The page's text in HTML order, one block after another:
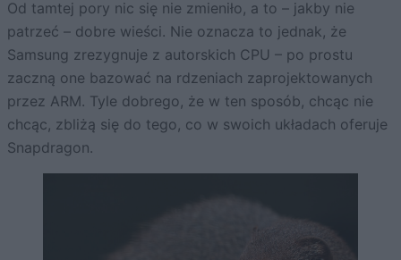
Od tamtej pory nic się nie zmieniło, a to – jakby nie
patrzeć – dobre wieści. Nie oznacza to jednak, że
Samsung zrezygnuje z autorskich CPU – po prostu
zaczną one bazować na rdzeniach zaprojektowanych
przez ARM. Tyle dobrego, że w ten sposób, chcąc nie
chcąc, zbliżą się do tego, co w swoich układach oferuje
Snapdragon.